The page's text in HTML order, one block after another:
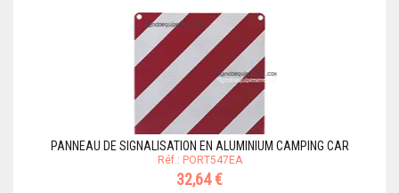
PANNEAU DE SIGNALISATION EN ALUMINIUM CAMPING CAR
Réf.: PORT547EA
32,64 €